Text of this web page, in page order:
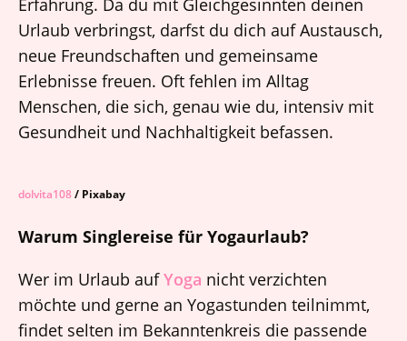
Erfahrung. Da du mit Gleichgesinnten deinen
Urlaub verbringst, darfst du dich auf Austausch,
neue Freundschaften und gemeinsame
Erlebnisse freuen. Oft fehlen im Alltag
Menschen, die sich, genau wie du, intensiv mit
Gesundheit und Nachhaltigkeit befassen.
dolvita108/ Pixabay
Warum Singlereise für Yogaurlaub?
Wer im Urlaub aufYoga nicht verzichten
möchte und gerne an Yogastunden teilnimmt,
findet selten im Bekanntenkreis die passende